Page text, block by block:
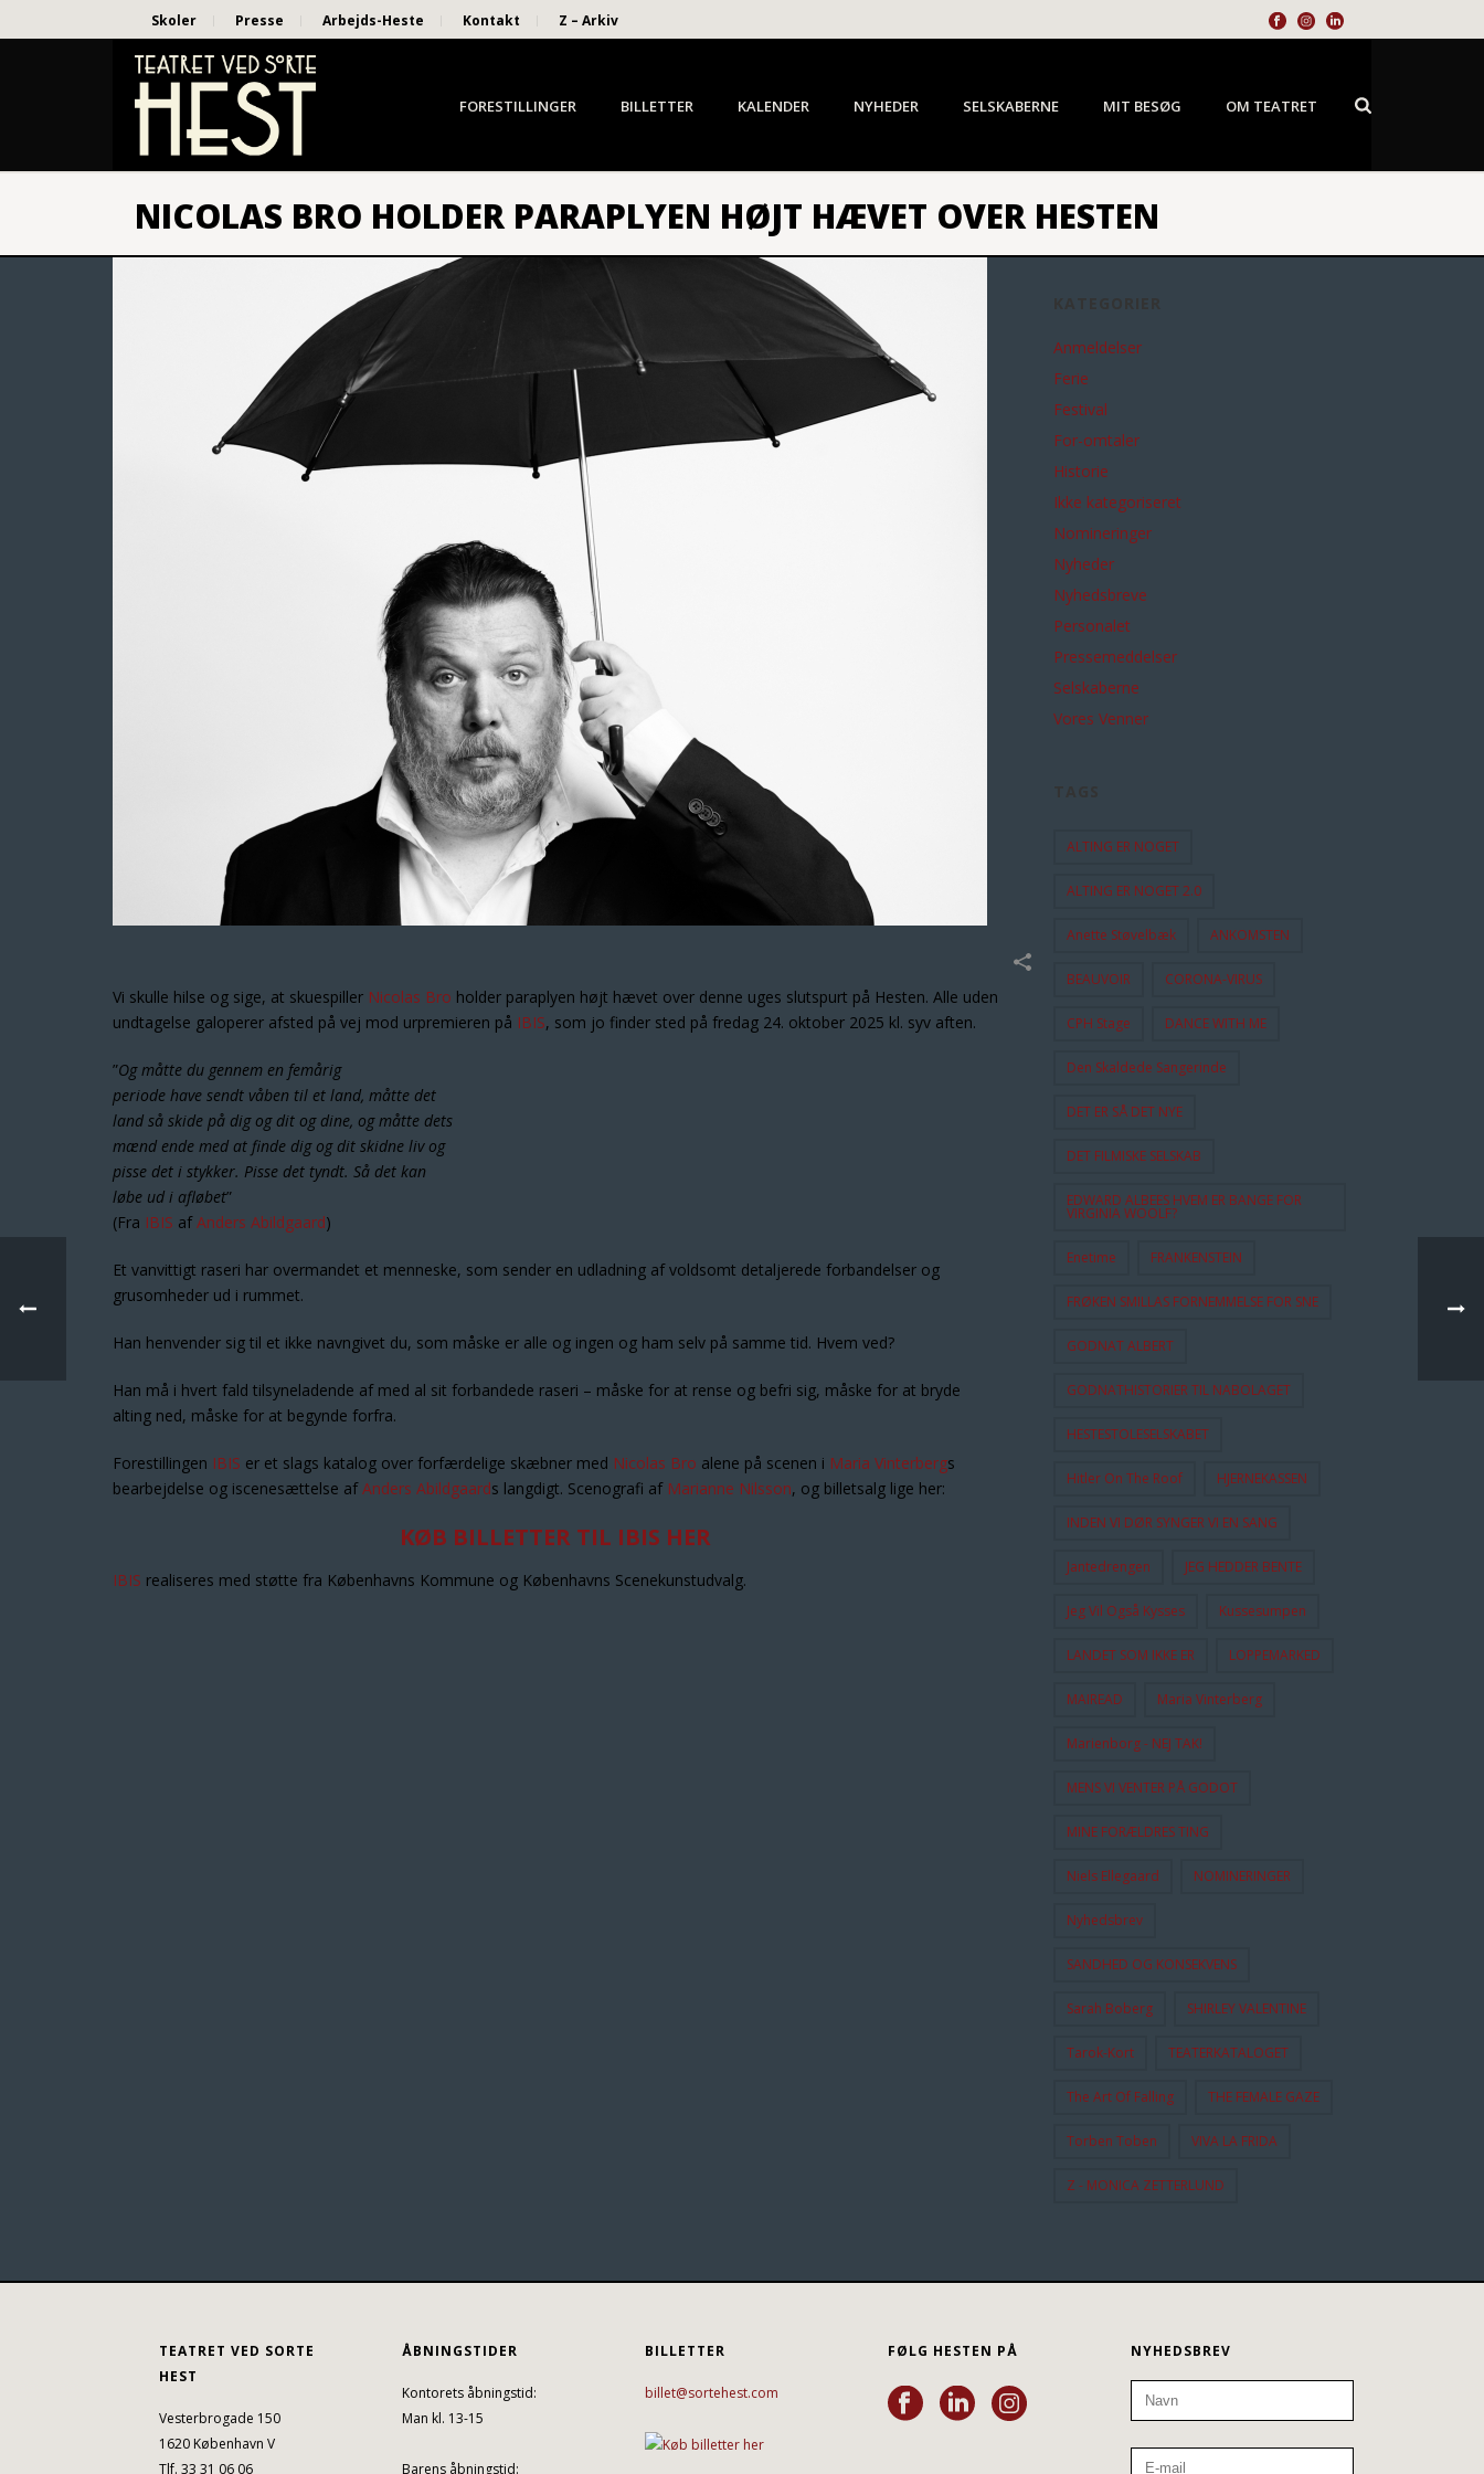
Skoler Presse Arbejds-Heste Kontakt Z – Arkiv
FORESTILLINGER BILLETTER KALENDER NYHEDER SELSKABERNE MIT BESØG OM TEATRET
NICOLAS BRO HOLDER PARAPLYEN HØJT HÆVET OVER HESTEN
Vi skulle hilse og sige, at skuespiller Nicolas Bro holder paraplyen højt hævet over denne uges slutspurt på Hesten. Alle uden
undtagelse galoperer afsted på vej mod urpremieren på IBIS, som jo finder sted på fredag 24. oktober 2025 kl. syv aften.
”Og måtte du gennem en femårig
periode have sendt våben til et land, måtte det
land så skide på dig og dit og dine, og måtte dets
mænd ende med at finde dig og dit skidne liv og
pisse det i stykker. Pisse det tyndt. Så det kan
løbe ud i afløbet”
(Fra IBIS afAnders Abildgaard)
Et vanvittigt raseri har overmandet et menneske, som sender en udladning af voldsomt detaljerede forbandelser og
grusomheder ud i rummet.
Han henvender sig til et ikke navngivet du, som måske er alle og ingen og ham selv på samme tid. Hvem ved?
Han må i hvert fald tilsyneladende af med al sit forbandede raseri – måske for at rense og befri sig, måske for at bryde
alting ned, måske for at begynde forfra.
Forestillingen IBIS er et slags katalog over forfærdelige skæbner med Nicolas Bro alene på scenen i Maria Vinterbergs
bearbejdelse og iscenesættelse afAnders Abildgaards langdigt. Scenografi af Marianne Nilsson, og billetsalg lige her:
KØB BILLETTER TIL IBIS HER
IBIS realiseres med støtte fra Københavns Kommune og Københavns Scenekunstudvalg.
Anmeldelser
Ferie
Festival
For-omtaler
Historie
Ikke kategoriseret
Nomineringer
Nyheder
Nyhedsbreve
Personalet
Pressemeddelser
Selskaberne
Vores Venner
ALTING ER NOGET
ALTING ER NOGET 2.0
Anette Støvelbæk ANKOMSTEN
BEAUVOIR CORONA-VIRUS
CPH Stage DANCE WITH ME
Den Skaldede Sangerinde
DET ER SÅ DET NYE
DET FILMISKE SELSKAB
EDWARD ALBEES HVEM ER BANGE FOR
VIRGINIA WOOLF?
Enetime FRANKENSTEIN
FRØKEN SMILLAS FORNEMMELSE FOR SNE
GODNAT ALBERT
GODNATHISTORIER TIL NABOLAGET
HESTESTOLESELSKABET
Hitler On The Roof HJERNEKASSEN
INDEN VI DØR SYNGER VI EN SANG
Jantedrengen JEG HEDDER BENTE
Jeg Vil Også Kysses Kussesumpen
LANDET SOM IKKE ER LOPPEMARKED
MAIREAD Maria Vinterberg
Marienborg - NEJ TAK!
MENS VI VENTER PÅ GODOT
MINE FORÆLDRES TING
Niels Ellegaard NOMINERINGER
Nyhedsbrev
SANDHED OG KONSEKVENS
Sarah Boberg SHIRLEY VALENTINE
Tarok-Kort TEATERKATALOGET
The Art Of Falling THE FEMALE GAZE
Torben Toben VIVA LA FRIDA
Z - MONICA ZETTERLUND
TEATRET VED SORTE
HEST
Vesterbrogade 150
1620 København V
Tlf. 33 31 06 06
ÅBNINGSTIDER
Kontorets åbningstid:
Man kl. 13-15
Barens åbningstid:
BILLETTER
billet@sortehest.com
FØLG HESTEN PÅ NYHEDSBREV